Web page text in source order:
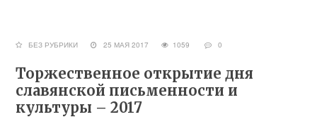
БЕЗ РУБРИКИ 25 МАЯ 2017 1059 0
Торжественное открытие дня
славянской письменности и
культуры – 2017